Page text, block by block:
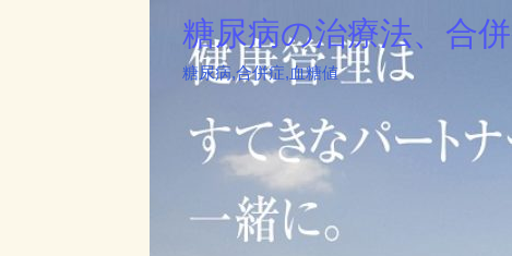
糖尿病の治療法、合
糖尿病,合併症,血糖値